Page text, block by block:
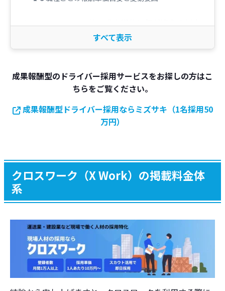
クロスワークは他の求人媒体と何が違う？料金
と費用対効果を徹底比較
VS 運用型（Indeed・求人ボックスなど）
クロスワークの評判分析｜「電話がしつこい」
「しつこい」「電話」という検索候補が出る理由
「ショートメール」が届く仕組みと求職者へのメ
コスト以上に価値がある？クロスワークの機能
と強み
現場系に特化したスカウト機能（攻めの採用）
成果報酬型のドライバー採用サービスをお探しの方はこ
ちらをご覧ください。
成果報酬型ドライバー採用ならミズサキ（1名採用50
万円）
クロスワーク（X Work）の掲載料金体
系